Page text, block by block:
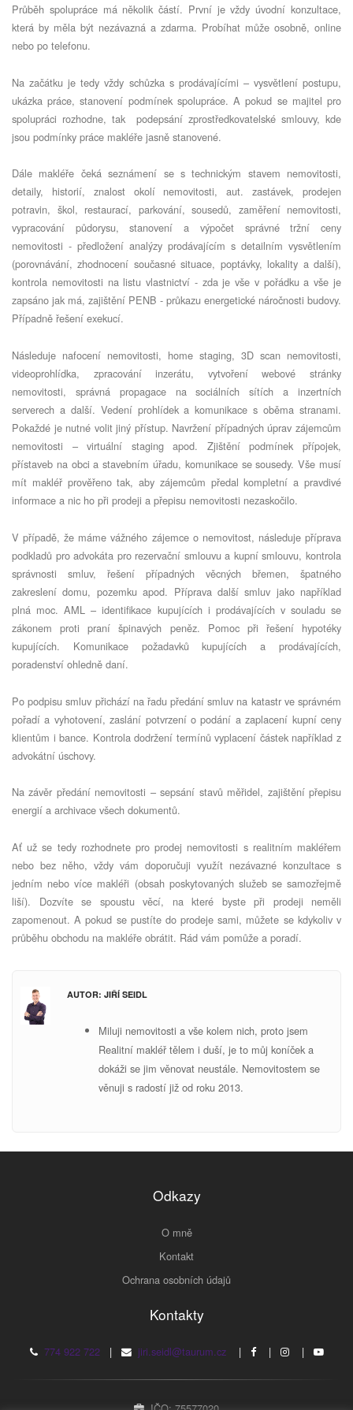
Průběh spolupráce má několik částí. První je vždy úvodní konzultace,
která by měla být nezávazná a zdarma. Probíhat může osobně, online
nebo po telefonu.
Na začátku je tedy vždy schůzka s prodávajícími – vysvětlení postupu,
ukázka práce, stanovení podmínek spolupráce. A pokud se majitel pro
spolupráci rozhodne, tak podepsání zprostředkovatelské smlouvy, kde
jsou podmínky práce makléře jasně stanovené.
Dále makléře čeká seznámení se s technickým stavem nemovitosti,
detaily, historií, znalost okolí nemovitosti, aut. zastávek, prodejen
potravin, škol, restaurací, parkování, sousedů, zaměření nemovitosti,
vypracování půdorysu, stanovení a výpočet správnétržní ceny
nemovitosti - předložení analýzy prodávajícím s detailním vysvětlením
(porovnávání, zhodnocení současnésituace, poptávky, lokality a další),
kontrola nemovitosti na listu vlastnictví - zda je vše v pořádku a vše je
zapsáno jak má, zajištění PENB - průkazu energetické náročnosti budovy.
Případně řešení exekucí.
Následuje nafocení nemovitosti, home staging, 3D scan nemovitosti,
videoprohlídka, zpracováníinzerátu, vytvoření webovéstránky
nemovitosti, správná propagace na sociálních sítích a inzertních
serverech a další. Vedení prohlídek a komunikace s oběma stranami.
Pokaždé je nutné volit jiný přístup. Navržení případných úprav zájemcům
nemovitosti –virtuální staging apod. Zjištění podmínek přípojek,
přístaveb na obci a stavebním úřadu, komunikace se sousedy. Vše musí
mít makléř prověřeno tak, aby zájemcům předal kompletní a pravdivé
informace a nic ho při prodeji a přepisu nemovitosti nezaskočilo.
V případě, že máme vážného zájemce o nemovitost, následuje příprava
podkladů pro advokáta pro rezervační smlouvu a kupní smlouvu, kontrola
správnosti smluv, řešení případných věcných břemen, špatného
zakreslení domu, pozemku apod. Příprava další smluv jako například
plná moc. AML – identifikace kupujících i prodávajících vsouladu se
zákonem proti praní špinavých peněz. Pomoc při řešení hypotéky
kupujících. Komunikace požadavků kupujících a prodávajících,
poradenství ohledně daní.
Po podpisu smluv přichází na řadu předání smluv na katastr ve správném
pořadí a vyhotovení, zaslání potvrzení o podání a zaplacení kupní ceny
klientům i bance. Kontrola dodržení termínů vyplacení částek například z
advokátní úschovy.
Na závěr předání nemovitosti – sepsání stavů měřidel, zajištění přepisu
energií a archivace všech dokumentů.
Ať už se tedy rozhodnete pro prodej nemovitosti s realitním makléřem
nebo bez něho, vždy vám doporučuji využít nezávazné konzultace s
jedním nebo více makléři (obsah poskytovaných služeb se samozřejmě
liší). Dozvíte se spoustu věcí, na které byste při prodeji neměli
zapomenout. A pokud se pustíte do prodeje sami, můžete se kdykoliv v
průběhu obchodu na makléře obrátit. Rád vám pomůže a poradí.
AUTOR: JIŘÍ SEIDL
Miluji nemovitosti a vše kolem nich, proto jsem
Realitní makléř tělem i duší, je to můj koníček a
dokáži se jim věnovat neustále. Nemovitostem se
věnuji s radostí již od roku 2013.
Odkazy
O mně
Kontakt
Ochrana osobních údajů
Kontakty
774 922 722| jiri.seidl@taurum.cz| | |